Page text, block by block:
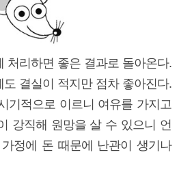
처리하면 좋은 결과로 돌아온다.
결실이 적지만 점차 좋아진다.
기적으로 이르니 여유를 가지고
강직해 원망을 살 수 있으니 언
정에 돈 때문에 난관이 생기나